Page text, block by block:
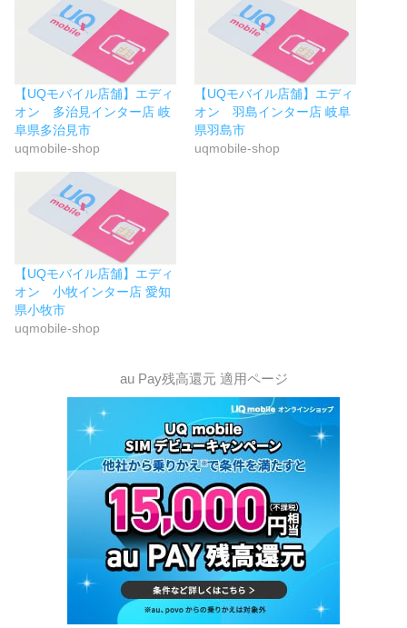
【UQモバイル店舗】エディ
オン 多治見インター店 岐
阜県多治見市
uqmobile-shop
【UQモバイル店舗】エディ
オン 羽島インター店 岐阜
県羽島市
uqmobile-shop
【UQモバイル店舗】エディ
オン 小牧インター店 愛知
県小牧市
uqmobile-shop
au Pay残高還元 適用ページ